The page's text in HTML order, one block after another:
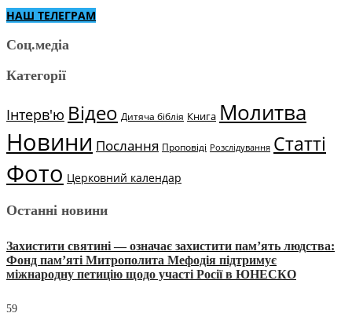
НАШ ТЕЛЕГРАМ
Соц.медіа
Категорії
Інтерв'ю Відео Дитяча біблія Книга Молитва
Новини Послання Проповіді Розслідування Статті
Фото Церковний календар
Останні новини
Захистити святині — означає захистити пам’ять людства:
Фонд пам’яті Митрополита Мефодія підтримує
міжнародну петицію щодо участі Росії в ЮНЕСКО
59